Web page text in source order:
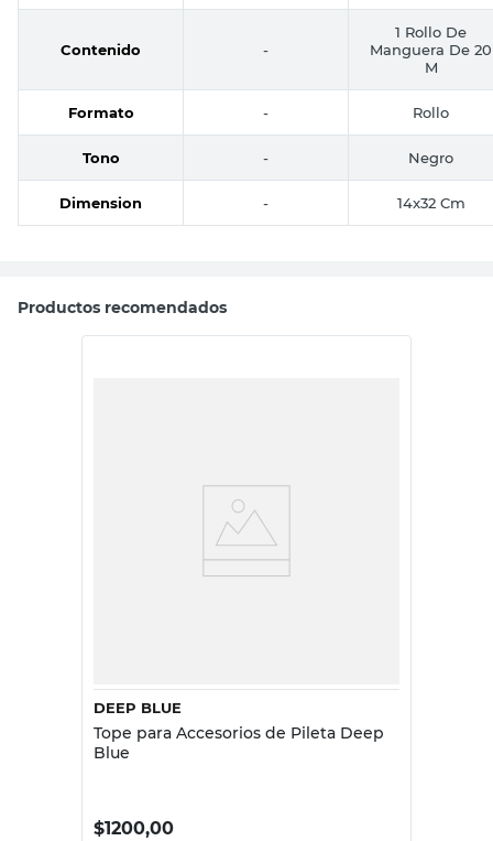
Contenido -
1 Rollo De
Manguera De 20
M
Formato - Rollo
Tono - Negro
Dimension - 14x32 Cm
Productos recomendados
DEEP BLUE
Tope para Accesorios de Pileta Deep
Blue
$1200,00